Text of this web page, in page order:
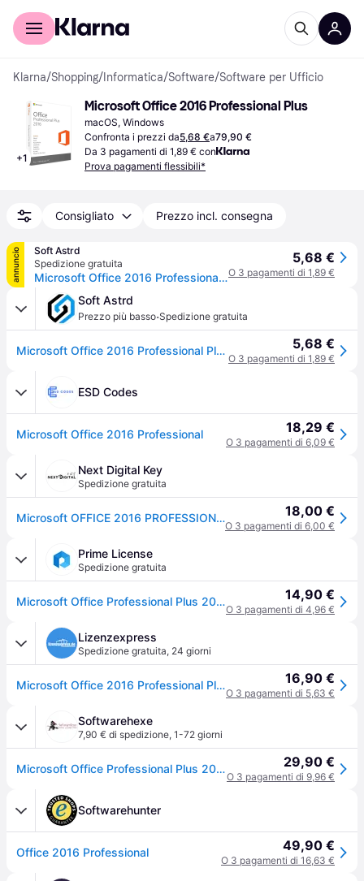
Per il tuo shopping
Klarna/Shopping/ Informatica/Software/Software per Ufficio
+1
Microsoft Office 2016 Professional Plus
macOS, Windows
Confronta i prezzi da5,68 €a79,90 €
Da 3 pagamenti di 1,89 € con
Prova pagamenti flessibili*
Consigliato Prezzo incl. consegna
annuncio
Soft Astrd
Spedizione gratuita
Microsoft Office 2016 Professional Plus – PC – Attivazione Online – Licenza A Vita
5,68 €
O 3 pagamenti di 1,89 €
Soft Astrd
Prezzo più basso·Spedizione gratuita
Microsoft Office 2016 Professional Plus – PC – Attivazione Online – Licenza A Vita 5,68 €
O 3 pagamenti di 1,89 €
ESD Codes
Microsoft Office 2016 Professional 18,29 €
O 3 pagamenti di 6,09 €
Next Digital Key
Spedizione gratuita
Microsoft OFFICE 2016 PROFESSIONAL PLUS 18,00 €
O 3 pagamenti di 6,00 €
Prime License
Spedizione gratuita
Microsoft Office Professional Plus 2016 14,90 €
O 3 pagamenti di 4,96 €
Lizenzexpress
Spedizione gratuita, 24 giorni
Microsoft Office 2016 Professional Plus 16,90 €
O 3 pagamenti di 5,63 €
Softwarehexe
7,90 € di spedizione, 1-72 giorni
Microsoft Office Professional Plus 2016, ESD, 64bit - Deutsch 29,90 €
O 3 pagamenti di 9,96 €
Softwarehunter
Office 2016 Professional 49,90 €
O 3 pagamenti di 16,63 €